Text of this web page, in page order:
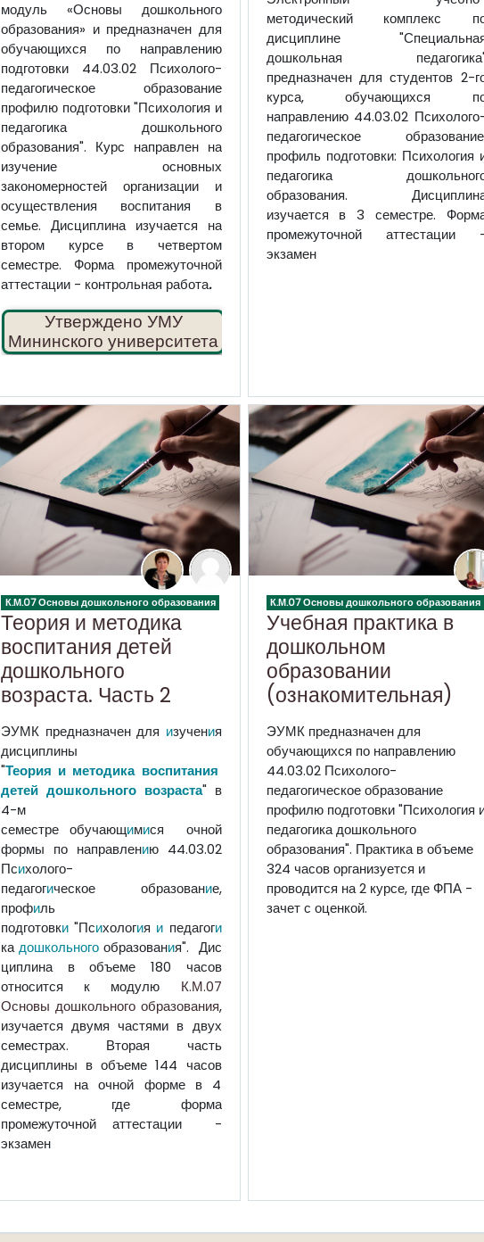
модуль «Основы дошкольного
образования» и предназначен для
обучающихся по направлению
подготовки 44.03.02 Психолого-
педагогическое образование
профилю подготовки "Психология и
педагогика дошкольного
образования". Курс направлен на
изучение основных
закономерностей организации и
осуществления воспитания в
семье. Дисциплина изучается на
втором курсе в четвертом
семестре. Форма промежуточной
аттестации - контрольная работа.
Утверждено УМУ
Мининского университета
методический комплекс
дисциплине
дошкольная
предназначен для студентов 2-
курса, обучающихся
направлению 44.03.02
педагогическое
профиль подготовки: Психология
педагогика
образования.
изучается в 3 семестре.
промежуточной аттестации
экзамен
К.М.07 Основы дошкольного образования
Теория и методика
воспитания детей
дошкольного
возраста. Часть 2
ЭУМК предназначен для изучения
дисциплины
"Теория и методика воспитания
детей дошкольного возраста" в
4-м
семестреобучающимися
очной
формы по направлению 44.03.02
Психолого-
педагогическое образование,
профиль
подготовки "Психология и педагоги
кадошкольногообразования". Дис
циплина в объеме 180 часов
относится к модулю К.М.07
Основы дошкольного образования,
изучается двумя частями в двух
семестрах. Вторая часть
дисциплины в объеме 144 часов
изучается на очной форме в 4
семестре, где форма
промежуточной аттестации -
экзамен
К.М.07 Основы дошкольного образования
Учебная практика в
дошкольном
образовании
(ознакомительная)
ЭУМК предназначен для
обучающихся по направлению
44.03.02 Психолого-
педагогическое образование
профилю подготовки "Психология
педагогика дошкольного
образования". Практика в объеме
324 часов организуется и
проводится на 2 курсе, где ФПА -
зачет с оценкой.